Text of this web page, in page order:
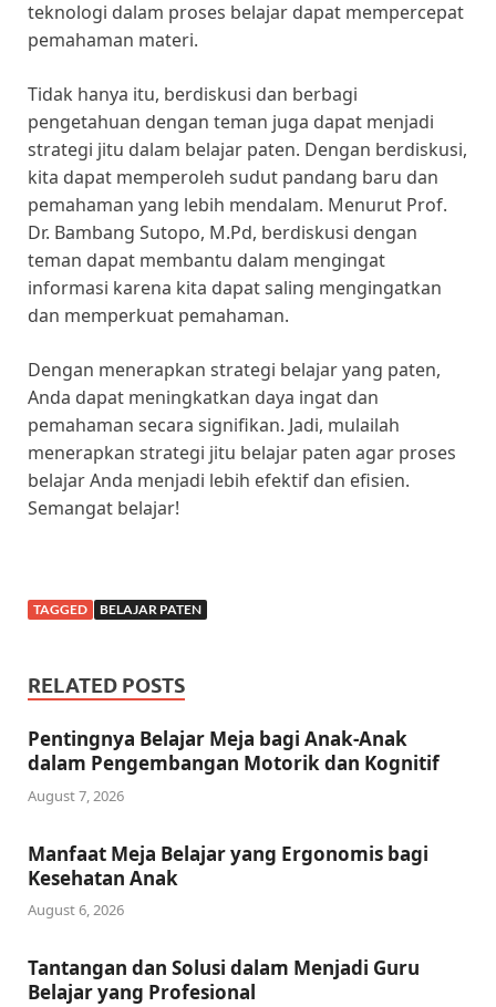
teknologi dalam proses belajar dapat mempercepat
pemahaman materi.
Tidak hanya itu, berdiskusi dan berbagi
pengetahuan dengan teman juga dapat menjadi
strategi jitu dalam belajar paten. Dengan berdiskusi,
kita dapat memperoleh sudut pandang baru dan
pemahaman yang lebih mendalam. Menurut Prof.
Dr. Bambang Sutopo, M.Pd, berdiskusi dengan
teman dapat membantu dalam mengingat
informasi karena kita dapat saling mengingatkan
dan memperkuat pemahaman.
Dengan menerapkan strategi belajar yang paten,
Anda dapat meningkatkan daya ingat dan
pemahaman secara signifikan. Jadi, mulailah
menerapkan strategi jitu belajar paten agar proses
belajar Anda menjadi lebih efektif dan efisien.
Semangat belajar!
TAGGED BELAJAR PATEN
RELATED POSTS
Pentingnya Belajar Meja bagi Anak-Anak
dalam Pengembangan Motorik dan Kognitif
August 7, 2026
Manfaat Meja Belajar yang Ergonomis bagi
Kesehatan Anak
August 6, 2026
Tantangan dan Solusi dalam Menjadi Guru
Belajar yang Profesional